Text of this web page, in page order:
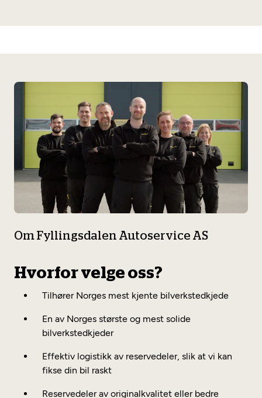
Om Fyllingsdalen Autoservice AS
Hvorfor velge oss?
Tilhører Norges mest kjente bilverkstedkjede
En av Norges største og mest solide
bilverkstedkjeder
Effektiv logistikk av reservedeler, slik at vi kan
fikse din bil raskt
Reservedeler av originalkvalitet eller bedre